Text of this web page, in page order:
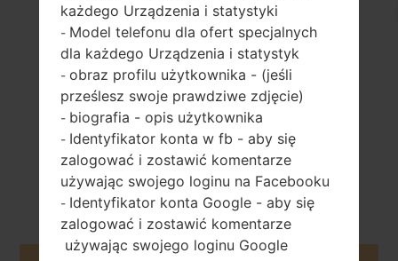
78 gramów (2.75
uncji)
wymienny Li-Ion
830 mAh
Unknown
2006
każdego Urządzenia i statystyki
- Model telefonu dla ofert specjalnych
dla każdego Urządzenia i statystyk
- obraz profilu użytkownika - (jeśli
prześlesz swoje prawdziwe zdjęcie)
- biografia - opis użytkownika
- Identyfikator konta w fb - aby się
zalogować i zostawić komentarze
używając swojego loginu na Facebooku
- Identyfikator konta Google - aby się
zalogować i zostawić komentarze
używając swojego loginu Google